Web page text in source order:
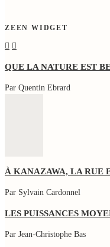
ZEEN WIDGET
QUE LA NATURE EST
Par Quentin Ebrard
À KANAZAWA, LA RUE
Par Sylvain Cardonnel
LES PUISSANCES
Par Jean-Christophe Bas